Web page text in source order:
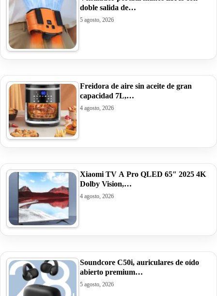
doble salida de…
5 agosto, 2026
Freidora de aire sin aceite de gran
capacidad 7L,…
4 agosto, 2026
Xiaomi TV A Pro QLED 65″ 2025 4K
Dolby Vision,…
4 agosto, 2026
Soundcore C50i, auriculares de oído
abierto premium…
5 agosto, 2026